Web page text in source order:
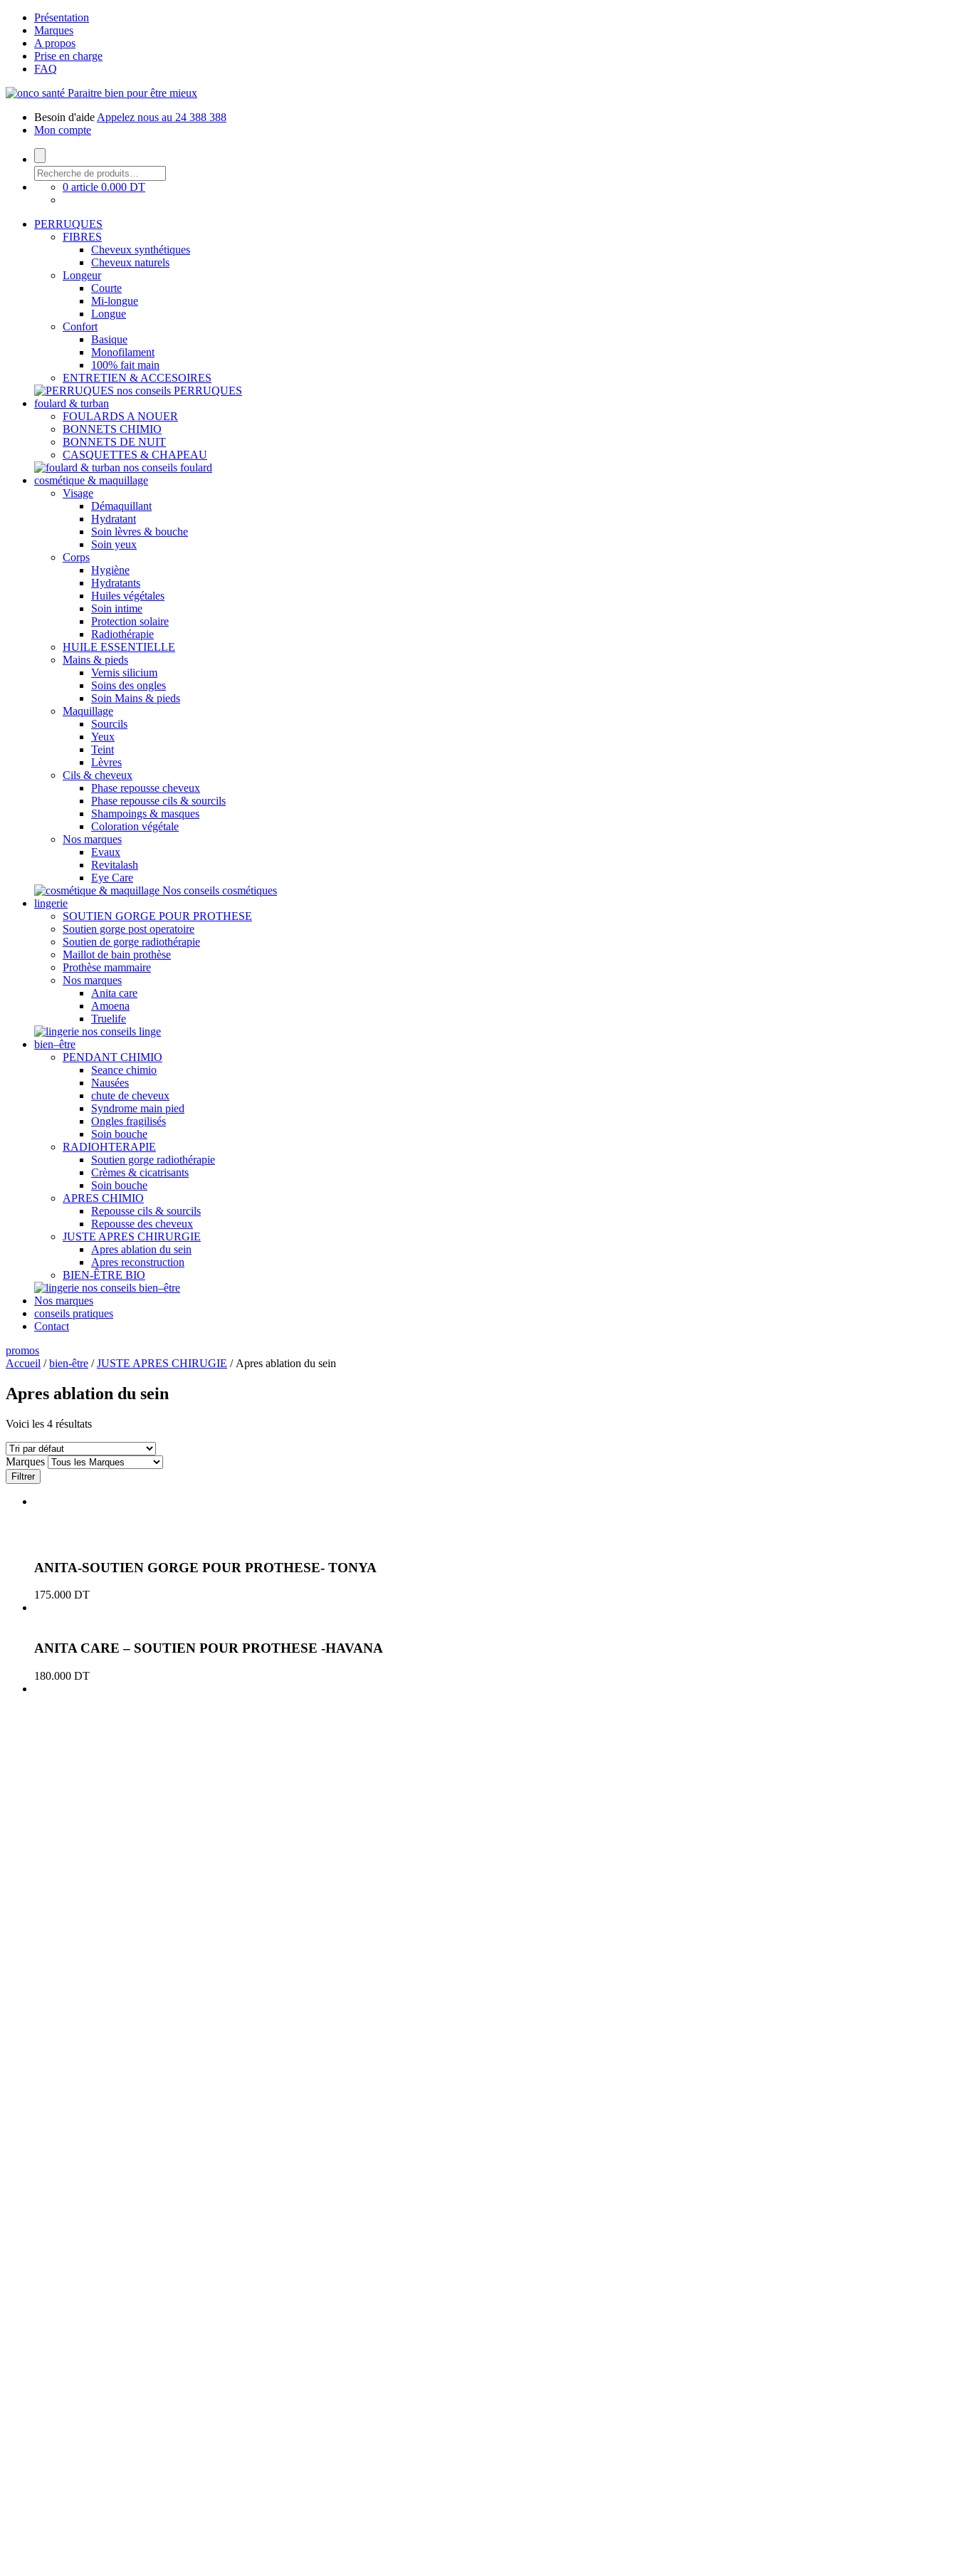
Présentation
Marques
A propos
Prise en charge
FAQ
Paraitre bien pour être mieux
Besoin d'aide Appelez nous au 24 388 388
Mon compte
0 article 0.000 DT
PERRUQUES
FIBRES
Cheveux synthétiques
Cheveux naturels
Longeur
Courte
Mi-longue
Longue
Confort
Basique
Monofilament
100% fait main
ENTRETIEN & ACCESOIRES
nos conseils PERRUQUES
foulard & turban
FOULARDS A NOUER
BONNETS CHIMIO
BONNETS DE NUIT
CASQUETTES & CHAPEAU
nos conseils foulard
cosmétique & maquillage
Visage
Démaquillant
Hydratant
Soin lèvres & bouche
Soin yeux
Corps
Hygiène
Hydratants
Huiles végétales
Soin intime
Protection solaire
Radiothérapie
HUILE ESSENTIELLE
Mains & pieds
Vernis silicium
Soins des ongles
Soin Mains & pieds
Maquillage
Sourcils
Yeux
Teint
Lèvres
Cils & cheveux
Phase repousse cheveux
Phase repousse cils & sourcils
Shampoings & masques
Coloration végétale
Nos marques
Evaux
Revitalash
Eye Care
Nos conseils cosmétiques
lingerie
SOUTIEN GORGE POUR PROTHESE
Soutien gorge post operatoire
Soutien de gorge radiothérapie
Maillot de bain prothèse
Prothèse mammaire
Nos marques
Anita care
Amoena
Truelife
nos conseils linge
bien–être
PENDANT CHIMIO
Seance chimio
Nausées
chute de cheveux
Syndrome main pied
Ongles fragilisés
Soin bouche
RADIOHTERAPIE
Soutien gorge radiothérapie
Crèmes & cicatrisants
Soin bouche
APRES CHIMIO
Repousse cils & sourcils
Repousse des cheveux
JUSTE APRES CHIRURGIE
Apres ablation du sein
Apres reconstruction
BIEN-ÊTRE BIO
nos conseils bien–être
Nos marques
conseils pratiques
Contact
promos
Accueil /bien-être /JUSTE APRES CHIRUGIE / Apres ablation du sein
Apres ablation du sein
Voici les 4 résultats
Marques
Filtrer
ANITA-SOUTIEN GORGE POUR PROTHESE- TONYA
175.000 DT
ANITA CARE – SOUTIEN POUR PROTHESE -HAVANA
180.000 DT